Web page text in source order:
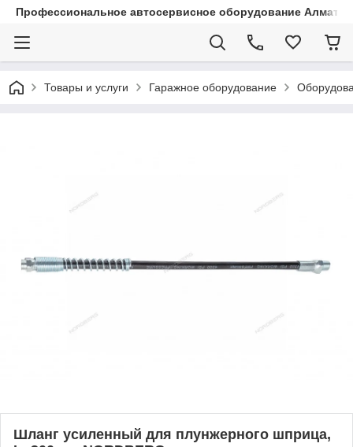
Профессиональное автосервисное оборудование Алматы
Товары и услуги Гаражное оборудование
Шланг усиленный для плунжерного шприца,